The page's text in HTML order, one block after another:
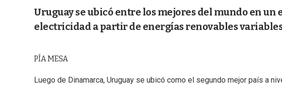
Uruguay se ubicó entre los mejores del mundo en un
electricidad a partir de energías renovables
PÍA MESA
Luego de Dinamarca, Uruguay se ubicó como el segundo mejor país a